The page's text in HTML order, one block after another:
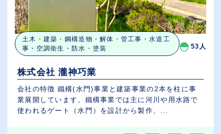
土木・建築・鋼構造物・解体・管工事・水道工
事・空調衛生・防水・塗装
53人
株式会社 瀧神巧業
会社の特徴 鐵構(水門)事業と建築事業の2本を柱に事
業展開しています。鐵構事業では主に河川や用水路で
使われるゲート（水門）を設計から製作、...